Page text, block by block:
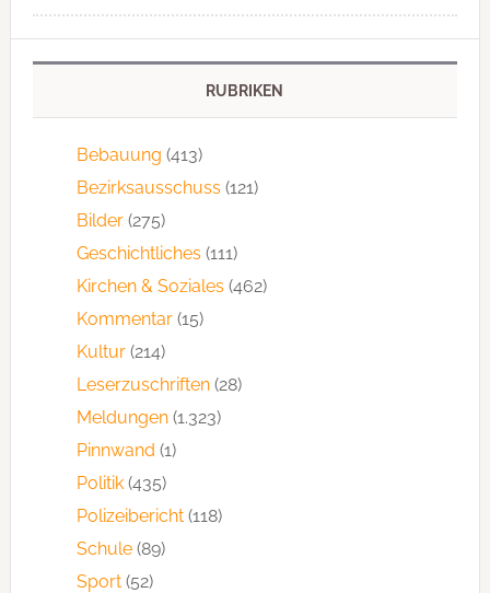
RUBRIKEN
Bebauung (413)
Bezirksausschuss (121)
Bilder(275)
Geschichtliches (111)
Kirchen & Soziales (462)
Kommentar(15)
Kultur(214)
Leserzuschriften(28)
Meldungen(1.323)
Pinnwand (1)
Politik(435)
Polizeibericht(118)
Schule(89)
Sport(52)